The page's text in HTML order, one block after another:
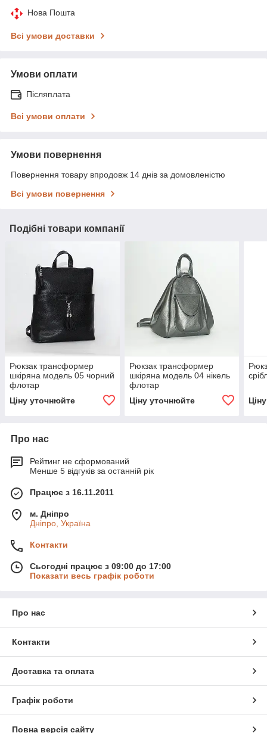
Нова Пошта
Всі умови доставки
Умови оплати
Післяплата
Всі умови оплати
Умови повернення
Повернення товару впродовж 14 днів за домовленістю
Всі умови повернення
Подібні товари компанії
Рюкзак трансформер
шкіряна модель 05 чорний
флотар
Ціну уточнюйте
Рюкзак трансформер
шкіряна модель 04 нікель
флотар
Ціну уточнюйте
Про нас
Рейтинг не сформований
Менше 5 відгуків за останній рік
Працює з 16.11.2011
м. Дніпро
Дніпро, Україна
Контакти
Сьогодні працює з 09:00 до 17:00
Показати весь графік роботи
Про нас
Контакти
Доставка та оплата
Графік роботи
Повна версія сайту